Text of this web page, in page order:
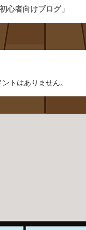
心者向けブログ」
トはありません。